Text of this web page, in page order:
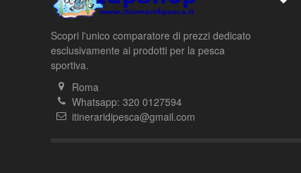
Scopri l'unico comparatore di prezzi dedicato
esclusivamente ai prodotti per la pesca
sportiva.
Roma
Whatsapp: 320 0127594
itineraridipesca@gmail.com